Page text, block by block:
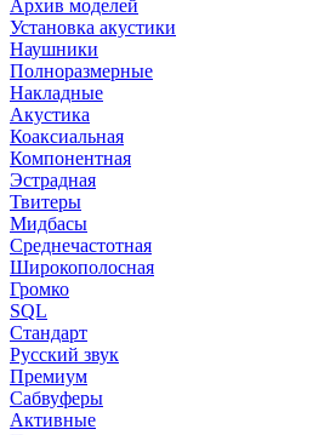
Архив моделей
Установка акустики
Наушники
Полноразмерные
Накладные
Акустика
Коаксиальная
Компонентная
Эстрадная
Твитеры
Мидбасы
Среднечастотная
Широкополосная
Громко
SQL
Стандарт
Русский звук
Премиум
Сабвуферы
Активные